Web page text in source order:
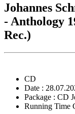
Johannes
- Anthology
Rec.)
CD
Date :
Package : CD
Running Time